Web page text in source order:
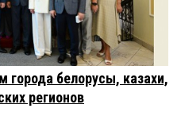
города белорусы, казахи,
регионов